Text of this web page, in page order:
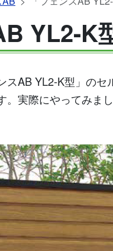
YL2-K
スAB YL2-K型」の
実際にやってみまし